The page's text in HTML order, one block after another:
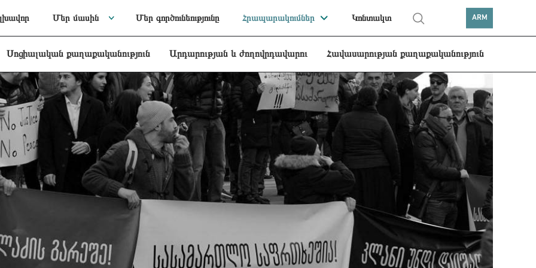
Մեր մասին Մեր գործունեությունը Հրապարակումներ Կոնտակտ ARM
Սոցիալական քաղաքականություն Արդարության և ժողովրդավարու Հավասարության քաղաքականություն